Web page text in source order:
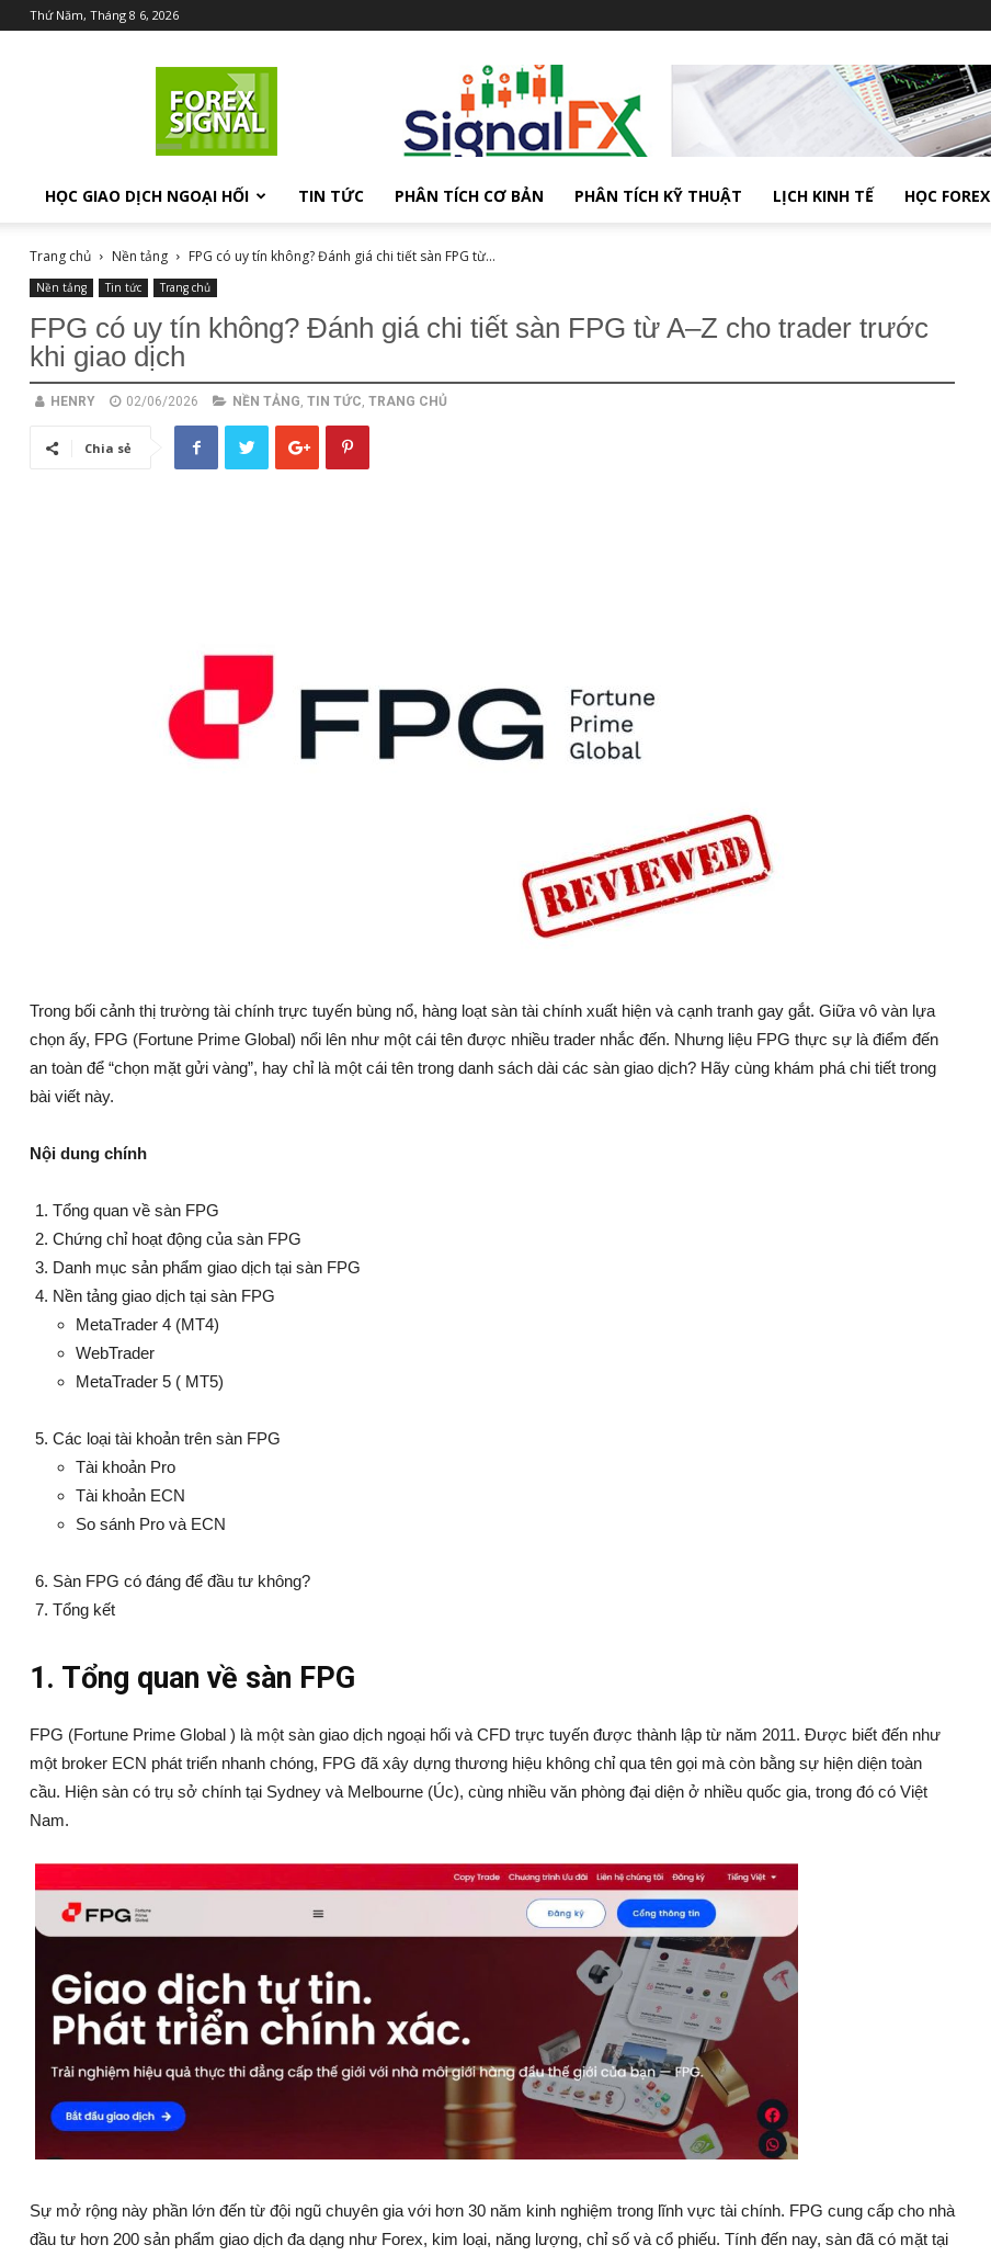
Thứ Năm, Tháng 8 6, 2026
HỌC GIAO DỊCH NGOẠI HỐI
TIN TỨC PHÂN TÍCH CƠ BẢN PHÂN TÍCH KỸ THUẬT LỊCH KINH TẾ HỌC FOREX
Trang chủ Nền tảng FPG có uy tín không? Đánh giá chi tiết sàn FPG từ...
Nền tảng Tin tức Trang chủ
FPG có uy tín không? Đánh giá chi tiết sàn FPG từ A–Z cho trader trước
khi giao dịch
HENRY 02/06/2026 NỀN TẢNG, TIN TỨC, TRANG CHỦ
Chia sẻ
Trong bối cảnh thị trường tài chính trực tuyến bùng nổ, hàng loạt sàn tài chính xuất hiện và cạnh tranh gay gắt. Giữa vô vàn lựa
chọn ấy, FPG (Fortune Prime Global) nổi lên như một cái tên được nhiều trader nhắc đến. Nhưng liệu FPG thực sự là điểm đến
an toàn để “chọn mặt gửi vàng”, hay chỉ là một cái tên trong danh sách dài các sàn giao dịch? Hãy cùng khám phá chi tiết trong
bài viết này.
Nội dung chính
Tổng quan về sàn FPG
Chứng chỉ hoạt động của sàn FPG
Danh mục sản phẩm giao dịch tại sàn FPG
Nền tảng giao dịch tại sàn FPG
MetaTrader 4 (MT4)
WebTrader
MetaTrader 5 ( MT5)
Các loại tài khoản trên sàn FPG
Tài khoản Pro
Tài khoản ECN
So sánh Pro và ECN
Sàn FPG có đáng để đầu tư không?
Tổng kết
1. Tổng quan về sàn FPG
FPG (Fortune Prime Global ) là một sàn giao dịch ngoại hối và CFD trực tuyến được thành lập từ năm 2011. Được biết đến như
một broker ECN phát triển nhanh chóng, FPG đã xây dựng thương hiệu không chỉ qua tên gọi mà còn bằng sự hiện diện toàn
cầu. Hiện sàn có trụ sở chính tại Sydney và Melbourne (Úc), cùng nhiều văn phòng đại diện ở nhiều quốc gia, trong đó có Việt
Nam.
Sự mở rộng này phần lớn đến từ đội ngũ chuyên gia với hơn 30 năm kinh nghiệm trong lĩnh vực tài chính. FPG cung cấp cho nhà
đầu tư hơn 200 sản phẩm giao dịch đa dạng như Forex, kim loại, năng lượng, chỉ số và cổ phiếu. Tính đến nay, sàn đã có mặt tại